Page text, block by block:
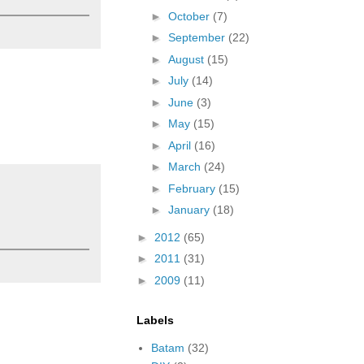
► October (7)
► September (22)
► August (15)
► July (14)
► June (3)
► May (15)
► April (16)
► March (24)
► February (15)
► January (18)
► 2012 (65)
► 2011 (31)
► 2009 (11)
Labels
Batam (32)